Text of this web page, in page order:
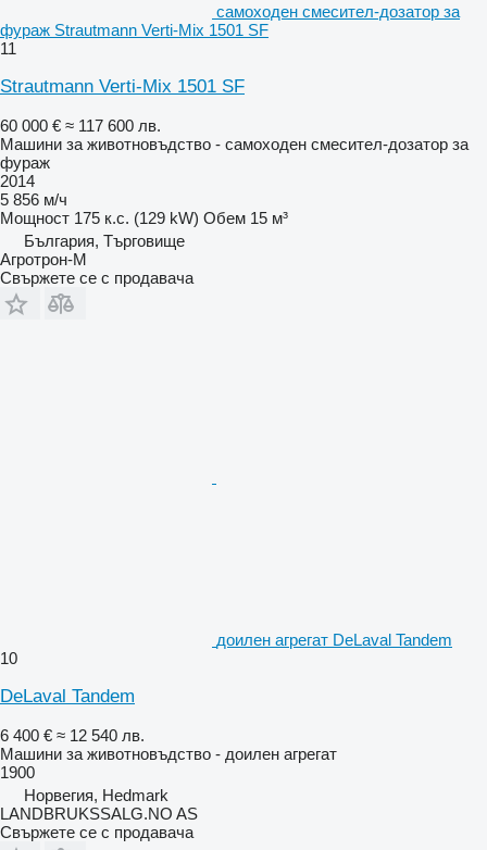
самоходен смесител-дозатор за
фураж Strautmann Verti-Mix 1501 SF
11
Strautmann Verti-Mix 1501 SF
60 000 € ≈ 117 600 лв.
Машини за животновъдство - самоходен смесител-дозатор за
фураж
2014
5 856 м/ч
Мощност 175 к.с. (129 kW) Обем 15 м³
България, Търговище
Агротрон-М
Свържете се с продавача
доилен агрегат DeLaval Tandem
10
DeLaval Tandem
6 400 € ≈ 12 540 лв.
Машини за животновъдство - доилен агрегат
1900
Норвегия, Hedmark
LANDBRUKSSALG.NO AS
Свържете се с продавача